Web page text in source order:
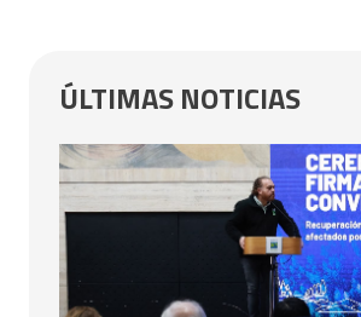
ÚLTIMAS NOTICIAS